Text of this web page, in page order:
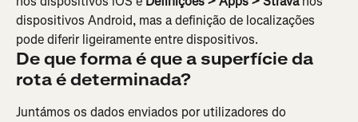
dispositivos Android, mas a definição de localizações
pode diferir ligeiramente entre dispositivos.
De que forma é que a superfície da
rota é determinada?
Juntámos os dados enviados por utilizadores do